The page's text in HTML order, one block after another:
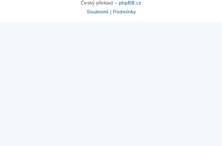
Český překlad – phpBB.cz
Soukromí| Podmínky